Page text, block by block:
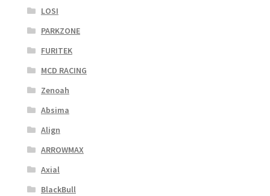
LOSI
PARKZONE
FURITEK
MCD RACING
Zenoah
Absima
Align
ARROWMAX
Axial
BlackBull